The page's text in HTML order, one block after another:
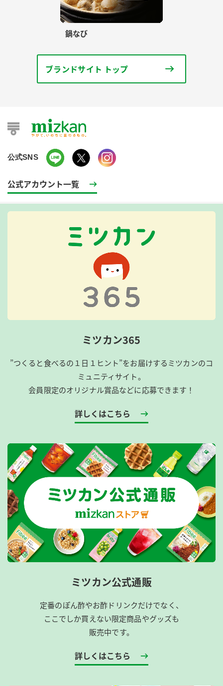
鍋なび
ブランドサイト トップ
公式SNS
公式アカウント一覧
ミツカン365
”つくると食べるの１日１ヒント”をお届けするミツカンのコ
ミュニティサイト。
会員限定のオリジナル賞品などに応募できます！
詳しくはこちら
ミツカン公式通販
定番のぽん酢やお酢ドリンクだけでなく、
ここでしか買えない限定商品やグッズも
販売中です。
詳しくはこちら